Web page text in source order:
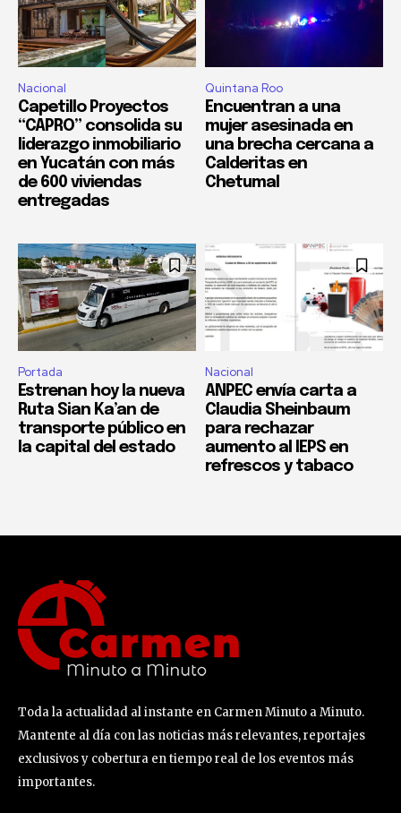
Nacional
Capetillo Proyectos
“CAPRO” consolida su
liderazgo inmobiliario
en Yucatán con más
de 600 viviendas
entregadas
Quintana Roo
Encuentran a una
mujer asesinada en
una brecha cercana a
Calderitas en
Chetumal
Portada
Estrenan hoy la nueva
Ruta Sian Ka’an de
transporte público en
la capital del estado
Nacional
ANPEC envía carta a
Claudia Sheinbaum
para rechazar
aumento al IEPS en
refrescos y tabaco
Toda la actualidad al instante en Carmen Minuto a Minuto.
Mantente al día con las noticias más relevantes, reportajes
exclusivos y cobertura en tiempo real de los eventos más
importantes.